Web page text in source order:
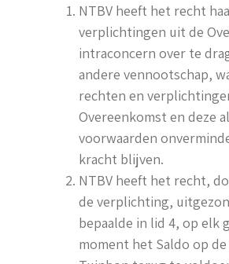
NTBV heeft het recht
verplichtingen uit de
intraconcern over te
andere vennootschap,
rechten en
Overeenkomst en deze
voorwaarden
kracht blijven.
NTBV heeft het recht,
de verplichting,
bepaalde in lid 4, op elk
moment het Saldo op